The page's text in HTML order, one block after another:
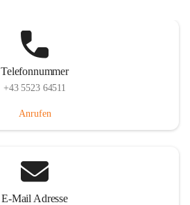
Telefonnummer
+43 5523 64511
Anrufen
E-Mail Adresse